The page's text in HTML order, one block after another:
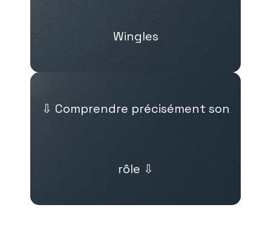
Wingles
⇩ Comprendre précisément son
rôle ⇩